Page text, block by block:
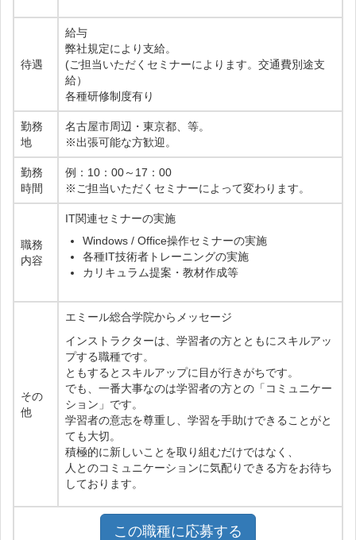
待遇
給与
弊社規定により支給。
(ご担当いただくセミナーによります。交通費別途支
給）
各種研修制度有り
勤務
地
名古屋市周辺・東京都、等。
※出張可能な方歓迎。
勤務
時間
例：10：00～17：00
※ご担当いただくセミナーによって変わります。
職務
内容
IT関連セミナーの実施
Windows / Office操作セミナーの実施
各種IT技術者トレーニングの実施
カリキュラム提案・教材作成等
その
他
エミール総合学院からメッセージ
インストラクターは、学習者の方とともにスキルアッ
プする職種です。
ともするとスキルアップに目が行きがちです。
でも、一番大事なのは学習者の方との「コミュニケー
ション」です。
学習者の意志を尊重し、学習を手助けできることがと
ても大切。
積極的に新しいことを取り組むだけではなく、
人とのコミュニケーションに気配りできる方をお待ち
しております。
この職種に応募する